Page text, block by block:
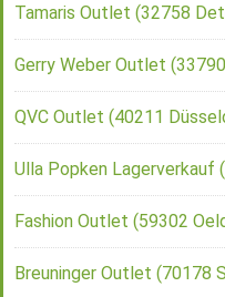
Tamaris Outlet (32758
Gerry Weber Outlet
QVC Outlet (40211
Ulla Popken Lagerverkauf
Fashion Outlet (59302
Breuninger Outlet (70178